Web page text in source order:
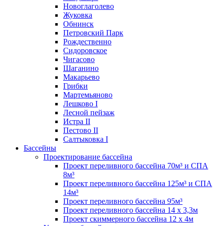
Новоглаголево
Жуковка
Обнинск
Петровский Парк
Рождественно
Сидоровское
Чигасово
Шаганино
Макарьево
Грибки
Мартемьяново
Лешково I
Лесной пейзаж
Истра II
Пестово II
Салтыковка I
Бассейны
Проектирование бассейна
Проект переливного бассейна 70м³ и СПА
8м³
Проект переливного бассейна 125м³ и СПА
14м³
Проект переливного бассейна 95м³
Проект переливного бассейна 14 х 3,3м
Проект скиммерного бассейна 12 х 4м